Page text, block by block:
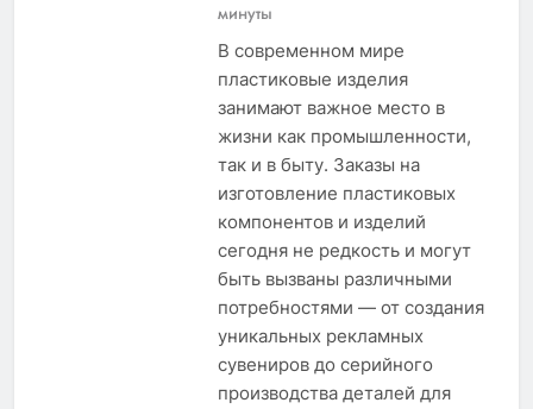
минуты
В современном мире
пластиковые изделия
занимают важное место в
жизни как промышленности,
так и в быту. Заказы на
изготовление пластиковых
компонентов и изделий
сегодня не редкость и могут
быть вызваны различными
потребностями — от создания
уникальных рекламных
сувениров до серийного
производства деталей для